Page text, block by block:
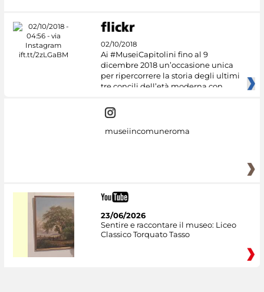
02/10/2018
Ai #MuseiCapitolini fino al 9
dicembre 2018 un’occasione unica
per ripercorrere la storia degli ultimi
tre concili dell’età moderna con
museiincomuneroma
23/06/2026
Sentire e raccontare il museo: Liceo
Classico Torquato Tasso